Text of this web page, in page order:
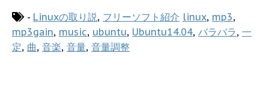
- Linuxの取り説, フリーソフト紹介 linux, mp3,
mp3gain, music, ubuntu, Ubuntu14.04, バラバラ, 一
定, 曲, 音楽, 音量, 音量調整